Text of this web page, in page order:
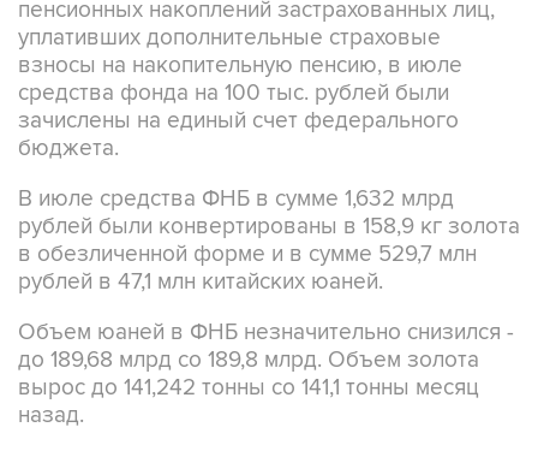
пенсионных накоплений застрахованных лиц,
уплативших дополнительные страховые
взносы на накопительную пенсию, в июле
средства фонда на 100 тыс. рублей были
зачислены на единый счет федерального
бюджета.
В июле средства ФНБ в сумме 1,632 млрд
рублей были конвертированы в 158,9 кг золота
в обезличенной форме и в сумме 529,7 млн
рублей в 47,1 млн китайских юаней.
Объем юаней в ФНБ незначительно снизился -
до 189,68 млрд со 189,8 млрд. Объем золота
вырос до 141,242 тонны со 141,1 тонны месяц
назад.